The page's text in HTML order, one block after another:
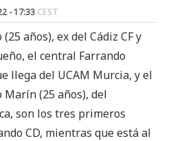
- 17:33 CEST
años), ex del Cádiz CF y
el central Farrando
llega del UCAM Murcia, y el
(25 años), del
son los tres primeros
CD, mientras que está al